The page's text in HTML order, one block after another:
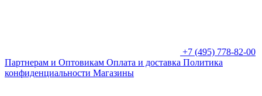
+7 (495) 778-82-00
Партнерам и Оптовикам Оплата и доставка Политика
конфиденциальности Магазины